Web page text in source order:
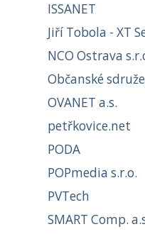
ISSANET
Jiří Tobola - XT
NCO Ostrava
Občanské
OVANET a.s.
petřkovice.net
PODA
POPmedia s.r.o.
PVTech
SMART Comp.